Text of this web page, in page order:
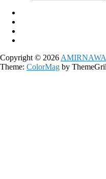
Copyright © 2026
Theme: ColorMag by